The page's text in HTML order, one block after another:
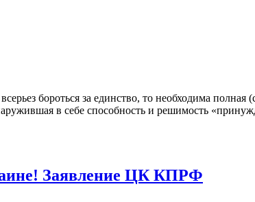
бороться за единство, то необходима полная
в себе способность и решимость
Заявление ЦК КПРФ